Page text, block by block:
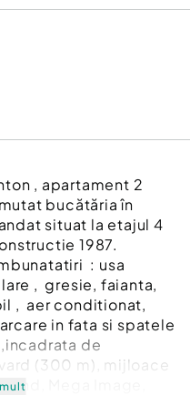
, apartament 2
bucătăria în
situat la etajul 4
1987.
: usa
, gresie, faianta,
, aer conditionat,
in fata si spatele
de
(300 m), mijloace
Mega Image,